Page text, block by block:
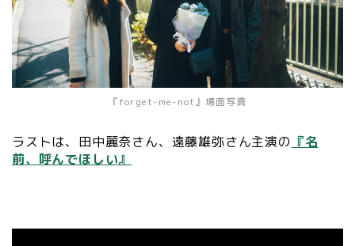
『forget-me-not』場面写真
ラストは、田中麗奈さん、遠藤雄弥さん主演の 『名
前、呼んでほしい』